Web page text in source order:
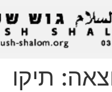
תיקו